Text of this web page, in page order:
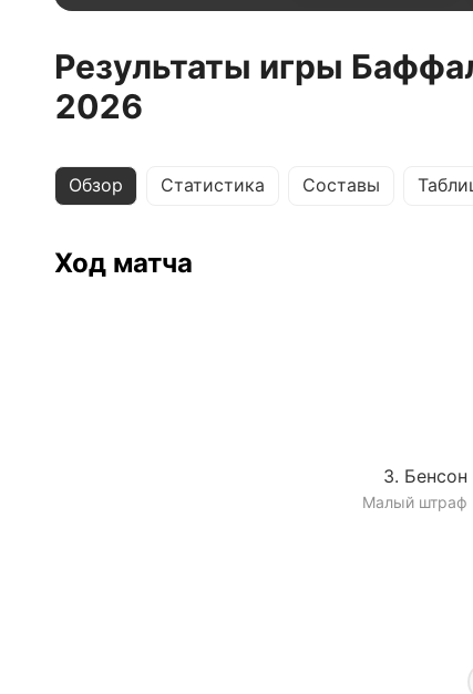
Результаты игры
2026
Обзор Статистика Составы
Ход матча
З. Бенсон
Малый штраф